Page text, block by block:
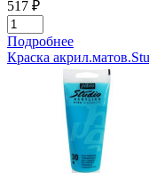
517 ₽
Подробнее
Краска